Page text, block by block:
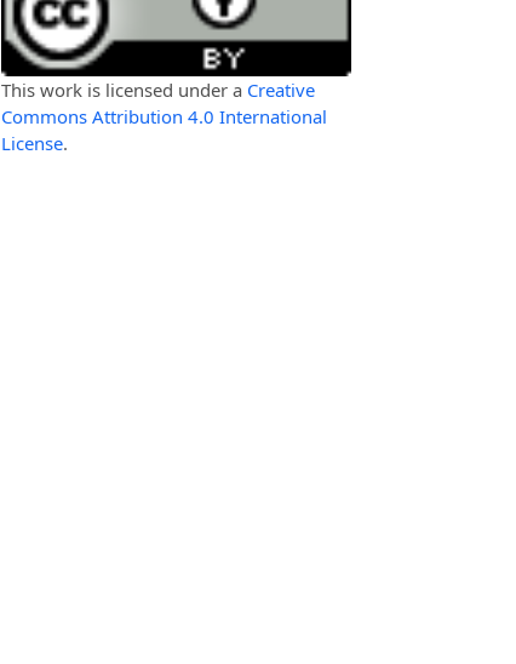
This work is licensed under a Creative
Commons Attribution 4.0 International
License.